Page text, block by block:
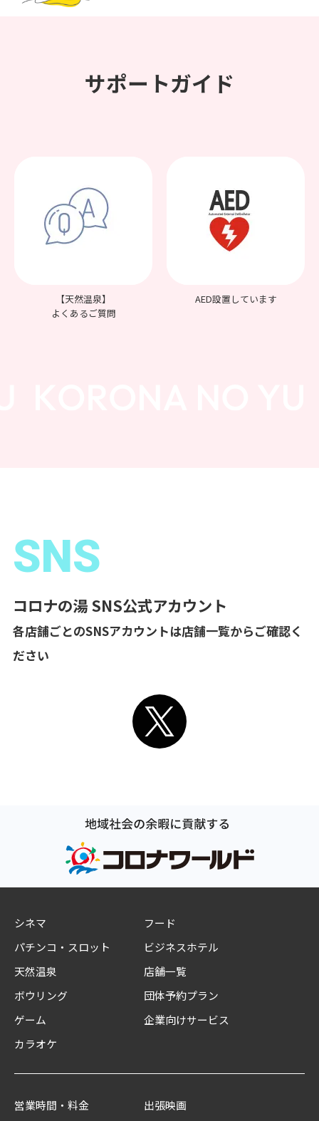
サポートガイド
【天然温泉】
よくあるご質問
AED設置しています
SNS
コロナの湯 SNS公式アカウント
各店舗ごとのSNSアカウントは店舗一覧からご確認く
ださい
シネマ
パチンコ・スロット
天然温泉
ボウリング
ゲーム
カラオケ
フード
ビジネスホテル
店舗一覧
団体予約プラン
企業向けサービス
営業時間・料金 出張映画